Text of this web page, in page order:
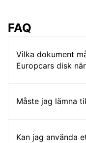
FAQ
Vilka dokument
Europcars disk
Måste jag lämna
Kan jag använda